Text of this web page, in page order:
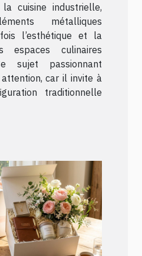
cuisine industrielle,
métalliques
l’esthétique et la
espaces culinaires
sujet passionnant
car il invite à
traditionnelle